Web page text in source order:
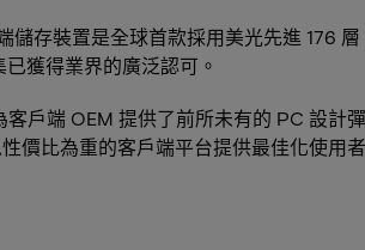
儲存裝置是全球首款採用美光先進 176
獲得業界的廣泛認可。
客戶端 OEM 提供了前所未有的 PC 設計
價比為重的客戶端平台提供最佳化使用